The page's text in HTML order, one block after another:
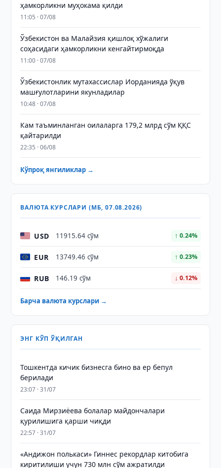
ҳамкорликни муҳокама қилди
11:05 · 07/08
Ўзбекистон ва Малайзия қишлоқ хўжалиги
соҳасидаги ҳамкорликни кенгайтирмоқда
11:00 · 07/08
Ўзбекистонлик мутахассислар Иорданияда ўқув
машғулотларини якунладилар
10:48 · 07/08
Кам таъминланган оилаларга 179,2 млрд сўм ҚҚС
қайтарилди
22:35 · 06/08
Кўпроқ янгиликлар →
ВАЛЮТА КУРСЛАРИ (МБ, 07.08.2026)
USD 11915.64 сўм ↑ 0.24%
EUR 13749.46 сўм ↑ 0.23%
RUB 146.19 сўм ↓ 0.12%
Барча валюта курслари →
ЭНГ КЎП ЎҚИЛГАН
Тошкентда кичик бизнесга бино ва ер бепул
берилади
23:07 · 31/07
Саида Мирзиёева болалар майдончалари
қурилишига қарши чиқди
22:57 · 31/07
«Андижон полькаси» Гиннес рекордлар китобига
киритилиши учун 730 млн сўм ажратилди